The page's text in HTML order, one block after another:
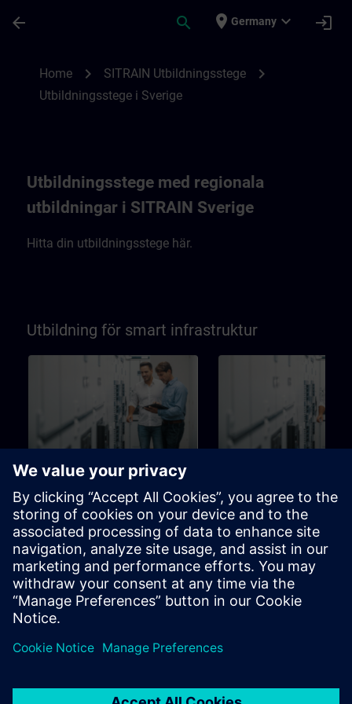
arrow_back search place Germany expand_more login
Home chevron_right SITRAIN Utbildningsstege chevron_right
Utbildningsstege i Sverige
Utbildningsstege med regionala
utbildningar i SITRAIN Sverige
Hitta din utbildningsstege här.
Utbildning för smart infrastruktur
126h
Utbildning för Brandtekniker
Utbildningsstege för
programmerare,
driftsättningsingenjörer,
ingenjörspersonal
Learning Paths
Utbildning för Komfort
tekniker
Utbildningsstege för
programmerare,
driftsättningsingenjörer,
inom ingenjörssektorn
Learning Paths